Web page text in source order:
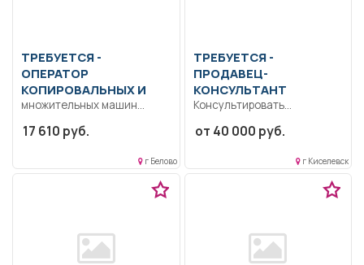
ТРЕБУЕТСЯ -
ОПЕРАТОР
КОПИРОВАЛЬНЫХ И
множительных машин
чёрно-белом или цветном
17 610 руб.
г Белово
ТРЕБУЕТСЯ -
ПРОДАВЕЦ-
КОНСУЛЬТАНТ
Консультировать
акциям компании.
от 40 000 руб.
г Киселевск